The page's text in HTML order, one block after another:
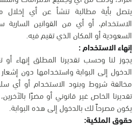
يتصل بأية مطالبة تنشأ عن أي
الاستخدام، أو أي من القوانين السارية
السعودية أو المكان الذي تقيم فيه.
إنهاء الاستخدام :
يجوز لنا وحسب تقديرنا المطلق إنهاء
الدخول إلى البوابة واستخدامها دون
مخالفة شروط وبنود الاستخدام أو أي
تقديرنا الخاص غير قانوني أو مضرًا
يكون مصرحاً لك بالدخول إلى هذه البوابة.
حقوق الملكية: